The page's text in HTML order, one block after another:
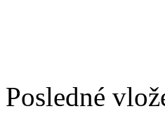
Posledné